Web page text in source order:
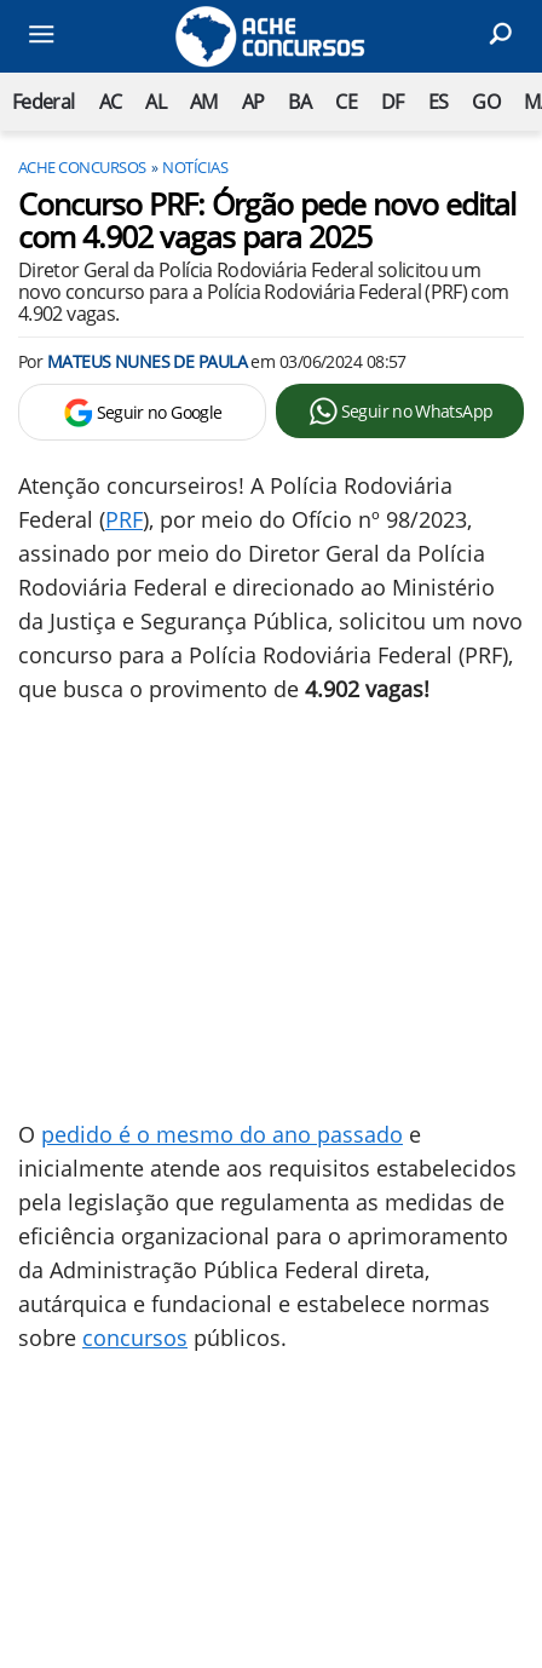
Federal AC AL AM AP BA CE DF ES GO
ACHE CONCURSOS NOTÍCIAS
Concurso PRF: Órgão pede novo edital
com 4.902 vagas para 2025
Diretor Geral da Polícia Rodoviária Federal solicitou um
novo concurso para a Polícia Rodoviária Federal (PRF) com
4.902 vagas.
Por MATEUS NUNES DE PAULAem 03/06/2024 08:57
Seguir no Google Seguir no WhatsApp
Atenção concurseiros! A Polícia Rodoviária
Federal (PRF), por meio do Ofício nº 98/2023,
assinado por meio do Diretor Geral da Polícia
Rodoviária Federal e direcionado ao Ministério
da Justiça e Segurança Pública, solicitou um novo
concurso para a Polícia Rodoviária Federal (PRF),
que busca o provimento de 4.902 vagas!
O pedido é o mesmo do ano passado e
inicialmente atende aos requisitos estabelecidos
pela legislação que regulamenta as medidas de
eficiência organizacional para o aprimoramento
da Administração Pública Federal direta,
autárquica e fundacional e estabelece normas
sobre concursos públicos.